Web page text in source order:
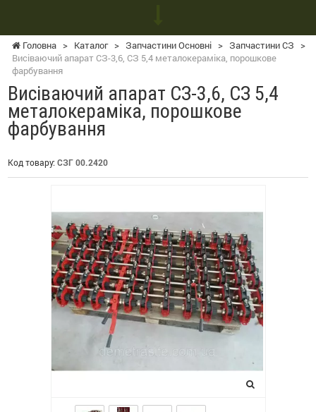
Головна > Каталог > Запчастини Основні > Запчастини СЗ
>
Висіваючий апарат СЗ-3,6, СЗ 5,4 металокераміка, порошкове
фарбування
Висіваючий апарат СЗ-3,6, СЗ 5,4
металокераміка, порошкове
фарбування
Код товару: СЗГ 00.2420